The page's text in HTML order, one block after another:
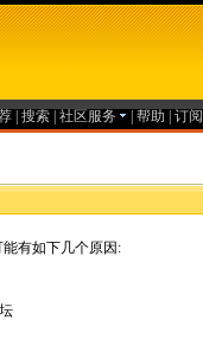
搜索 社区服务 帮助 订
有如下几个原因: